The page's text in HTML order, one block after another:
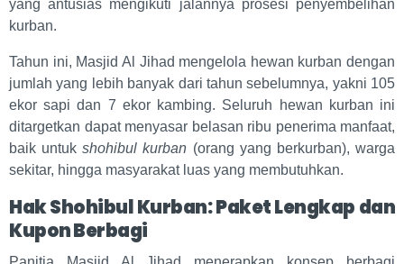
yang antusias mengikuti jalannya prosesi penyembelihan
kurban.
Tahun ini, Masjid Al Jihad mengelola hewan kurban dengan
jumlah yang lebih banyak dari tahun sebelumnya, yakni 105
ekor sapi dan 7 ekor kambing. Seluruh hewan kurban ini
ditargetkan dapat menyasar belasan ribu penerima manfaat,
baik untukshohibul kurban (orang yang berkurban), warga
sekitar, hingga masyarakat luas yang membutuhkan.
Hak Shohibul Kurban: Paket Lengkap dan
Kupon Berbagi